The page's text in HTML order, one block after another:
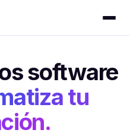
software
tu